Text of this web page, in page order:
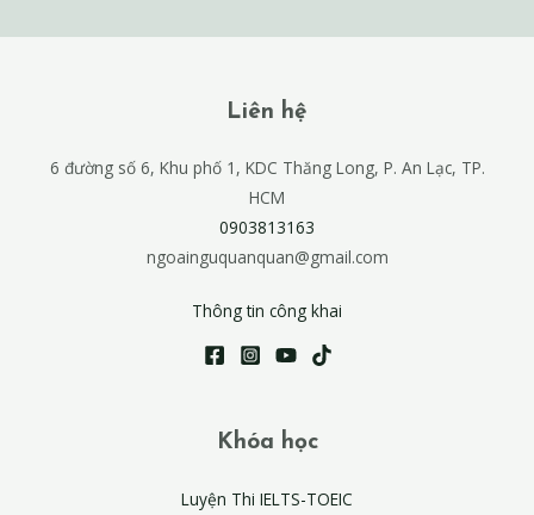
Liên hệ
6 đường số 6, Khu phố 1, KDC Thăng Long, P. An Lạc, TP.
HCM
0903813163
ngoainguquanquan@gmail.com
Thông tin công khai
Khóa học
Luyện Thi IELTS-TOEIC